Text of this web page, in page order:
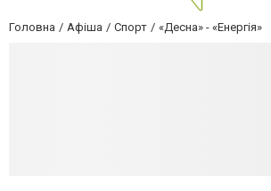
Головна Афіша Спорт «Десна» - «Енергія»